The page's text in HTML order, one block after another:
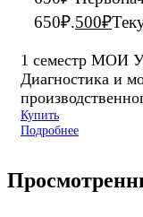
650₽.500₽
1 семестр МОИ
Диагностика и
Купить
Подробнее